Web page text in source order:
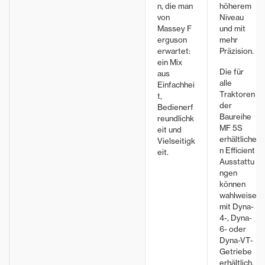
ERSION „EXCLUSIVE“, OPTIONAL BEI DEN A
Mit dem Datatronic 5 Touchscreen
Terminal können alle Funktionen
durch Antippen eines intelligenten
FIELDSTAR 5
Das
und so
und
Weitere
n, die man
von
Massey F
erguson
erwartet:
ein Mix
aus
Einfachhei
t,
Bedienerf
reundlichk
eit und
Vielseitigk
eit.
höherem
Niveau
und mit
mehr
Präzision.
Die für
alle
Traktoren
der
Baureihe
MF 5S
erhältliche
n Efficient
Ausstattu
ngen
können
wahlweise
mit Dyna-
4-, Dyna-
6- oder
Dyna-VT-
Getriebe
erhältlich,